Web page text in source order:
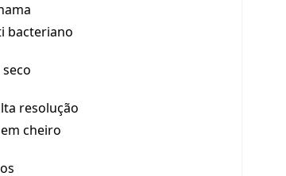
bacteriano
resolução
cheiro